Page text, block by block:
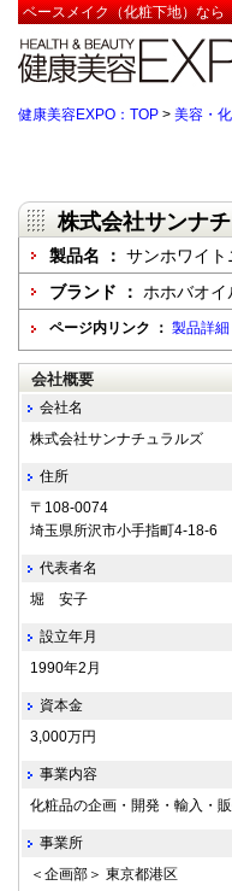
ベースメイク（化粧下地）なら
健康美容EXPO：TOP > 美容・
株式会社サンナ
製品名 ： サンホワイ
ブランド ： ホホバオ
ページ内リンク ： 製品詳細
会社概要
会社名
株式会社サンナチュラルズ
住所
〒108-0074
埼玉県所沢市小手指町4-18-6
代表者名
堀 安子
設立年月
1990年2月
資本金
3,000万円
事業内容
化粧品の企画・開発・輸入・
事業所
＜企画部＞ 東京都港区